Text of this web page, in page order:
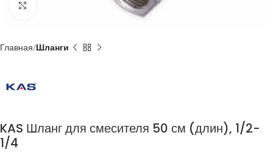
Нажмите, чтобы увеличить
Главная Шланги
KAS Шланг для смесителя 50 см (длин), 1/2-
1/4